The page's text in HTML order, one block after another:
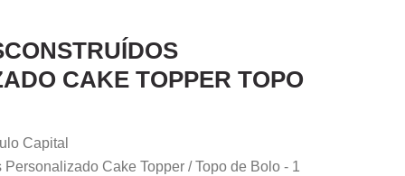
CAKE TOPPER TOPO
Capital
Cake Topper / Topo de Bolo - 1